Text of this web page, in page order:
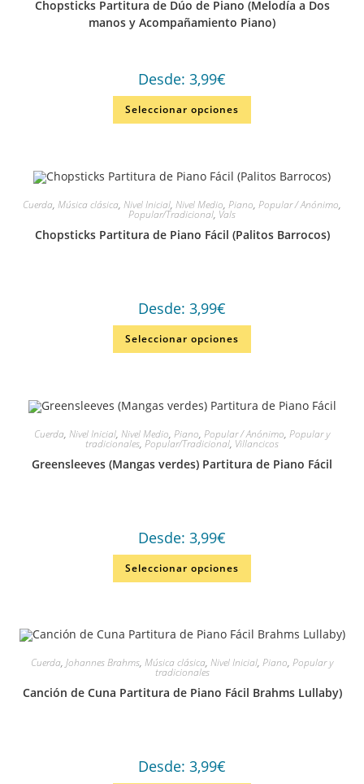
Chopsticks Partitura de Dúo de Piano (Melodía a Dos
manos y Acompañamiento Piano)
Desde: 3,99€
Seleccionar opciones
Cuerda, Música clásica, Nivel Inicial, Nivel Medio, Piano, Popular / Anónimo,
Popular/Tradicional, Vals
Chopsticks Partitura de Piano Fácil (Palitos Barrocos)
Desde: 3,99€
Seleccionar opciones
Cuerda, Nivel Inicial, Nivel Medio, Piano, Popular / Anónimo, Popular y
tradicionales, Popular/Tradicional, Villancicos
Greensleeves (Mangas verdes) Partitura de Piano Fácil
Desde: 3,99€
Seleccionar opciones
Cuerda, Johannes Brahms, Música clásica, Nivel Inicial, Piano, Popular y
tradicionales
Canción de Cuna Partitura de Piano Fácil Brahms Lullaby)
Desde: 3,99€